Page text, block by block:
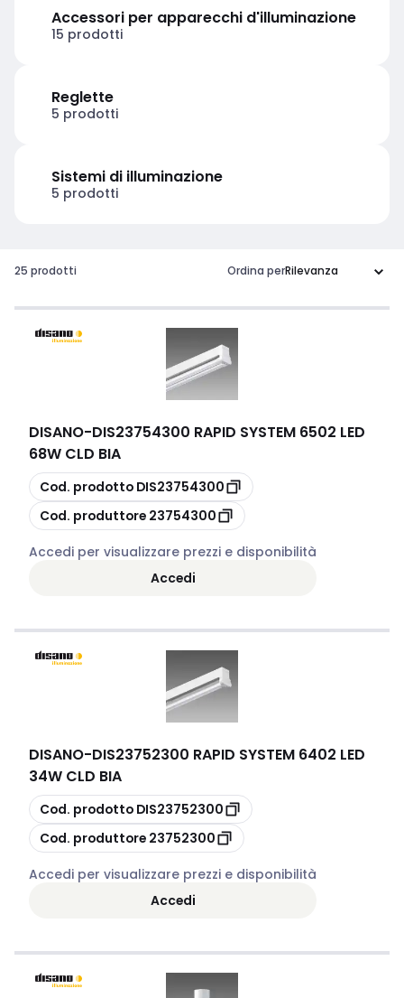
Accessori per apparecchi d'illuminazione
15 prodotti
Reglette
5 prodotti
Sistemi di illuminazione
5 prodotti
25 prodotti Ordina per
DISANO-DIS23754300 RAPID SYSTEM 6502 LED
68W CLD BIA
copia
Cod. prodotto DIS23754300
copia
Cod. produttore 23754300
Accedi per visualizzare prezzi e disponibilità
Accedi
DISANO-DIS23752300 RAPID SYSTEM 6402 LED
34W CLD BIA
copia
Cod. prodotto DIS23752300
copia
Cod. produttore 23752300
Accedi per visualizzare prezzi e disponibilità
Accedi